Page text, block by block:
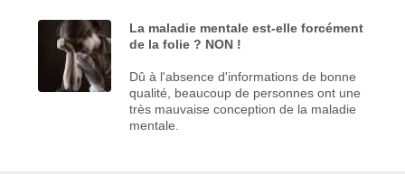
La maladie mentale est-elle forcément
de la folie ? NON !
Dû à l'absence d'informations de bonne
qualité, beaucoup de personnes ont une
très mauvaise conception de la maladie
mentale.